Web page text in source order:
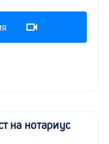
на нотариус